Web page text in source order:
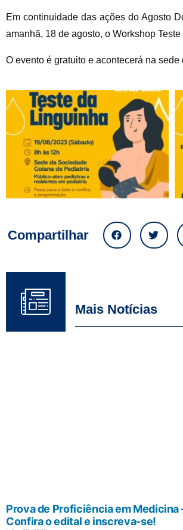
Em continuidade das ações do Agosto
amanhã, 18 de agosto, o Workshop
O evento é gratuito e acontecerá na sede
Compartilhar
Mais Notícias
Prova de Proficiência em Medicina
Confira o edital e inscreva-se!